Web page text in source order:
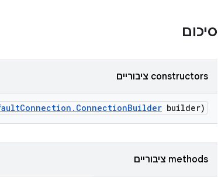
סיכום
‫constructors ציבוריים
Connection . ConnectionBuilder builder)
‫methods ציבוריים